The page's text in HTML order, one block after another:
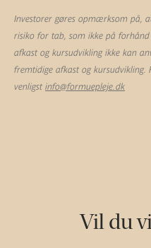
Investorer gøres opmærksom på,
risiko for tab, som ikke på
afkast og kursudvikling ikke kan
fremtidige afkast og
venligst info@formuepleje.dk
Vil du